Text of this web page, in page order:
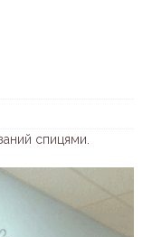
спицями.